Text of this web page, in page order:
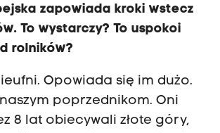
zapowiada kroki wstecz
To wystarczy? To uspokoi
rolników?
Opowiada się im dużo.
poprzednikom. Oni
8 lat obiecywali złote góry,